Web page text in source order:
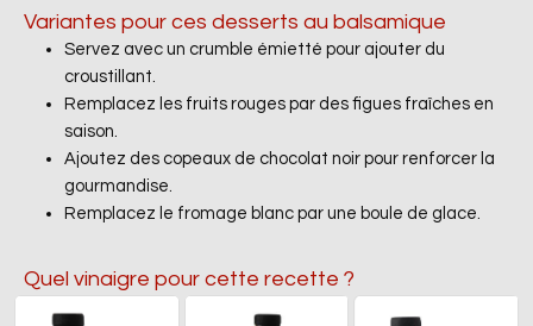
Quel vinaigre pour cette recette ?
Variantes pour ces desserts au balsamique
Servez avec un crumble émietté pour ajouter du
croustillant.
Remplacez les fruits rouges par des figues fraîches en
saison.
Ajoutez des copeaux de chocolat noir pour renforcer la
gourmandise.
Remplacez le fromage blanc par une boule de glace.